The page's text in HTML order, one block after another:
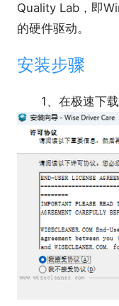
Quality Lab，即
的硬件驱动。
安装步骤
1、在极速下载